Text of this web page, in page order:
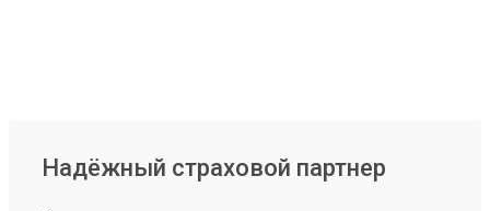
Надёжный страховой партнер